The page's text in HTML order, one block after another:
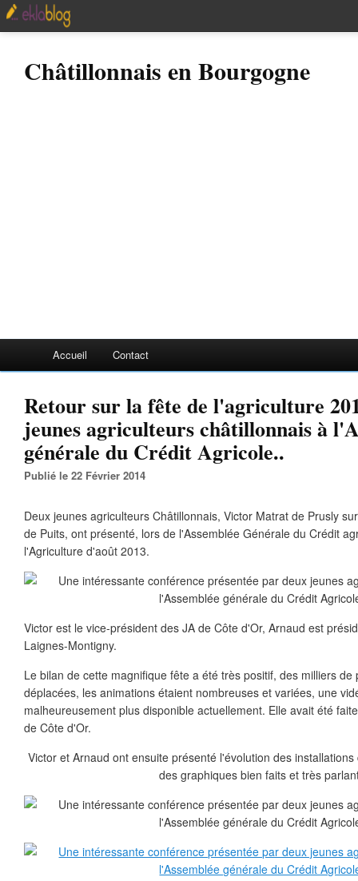
Châtillonnais en Bourgogne
Accueil Contact
Retour sur la fête de l'agriculture
jeunes agriculteurs châtillonnais à
générale du Crédit Agricole..
Publié le 22 Février 2014
Deux jeunes agriculteurs Châtillonnais, Victor Matrat de Prusly
de Puits, ont présenté, lors de l'Assemblée Générale du Crédit
l'Agriculture d'août 2013.
Victor est le vice-président des JA de Côte d'Or, Arnaud est
Laignes-Montigny.
Le bilan de cette magnifique fête a été très positif, des milliers de
déplacées, les animations étaient nombreuses et variées, une
malheureusement plus disponible actuellement. Elle avait été
de Côte d'Or.
Victor et Arnaud ont ensuite présenté l'évolution des
des graphiques bien faits et très